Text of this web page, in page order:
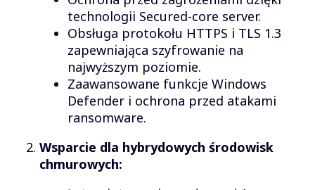
technologii Secured-core server.
Obsługa protokołu HTTPS i TLS 1.3
zapewniająca szyfrowanie na
najwyższym poziomie.
Zaawansowane funkcje Windows
Defender i ochrona przed atakami
ransomware.
Wsparcie dla hybrydowych środowisk
chmurowych: